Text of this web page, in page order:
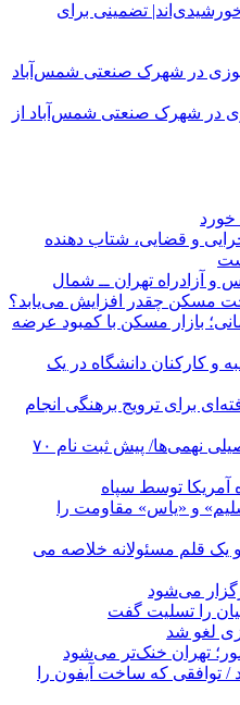
تضمینی برای
در شهرک صنعتی شمس‌آباد از
و قضایی، شتاب‌ دهنده
و آزادراه تهران ــ شمال
مسکن چقدر افزایش می‌یابد؟
بازار مسکن با کمبود عرضه
و کارکنان دانشگاه در یک
برای ترویج برهنگی انجام
صدور بیش از ۹۰ درصد هدایت تحصیلی نهمی‌ها/ پیش ثبت نام ۷۰
آمریکا توسط سپاه
و «یاس» مقاومت را
و یک قلم مسئولانه خلاصه می
می‌شود
را تسلیت گفت
لغو شد
تهران خنک‌تر می‌شود
/ توافقی که ساخت آیفون را